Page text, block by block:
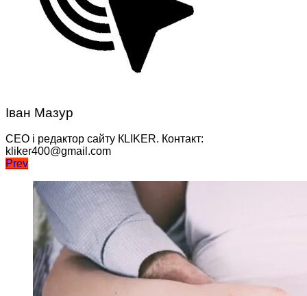
Іван Мазур
CEO і редактор сайту КLIKER. Контакт:
kliker400@gmail.com
Навігація
записів
Prev